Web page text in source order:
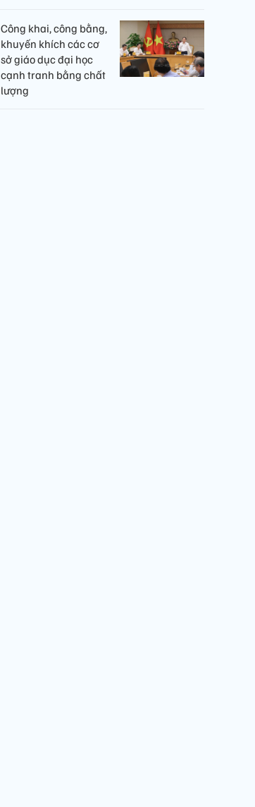
Công khai, công bằng,
khuyến khích các cơ
sở giáo dục đại học
cạnh tranh bằng chất
lượng​